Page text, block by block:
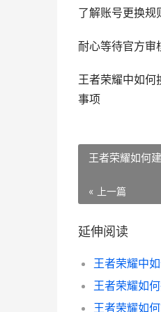
了解账号更换规
耐心等待官方审
王者荣耀中如何
事项
王者荣耀如何
« 上一篇
延伸阅读
王者荣耀如
王者荣耀如